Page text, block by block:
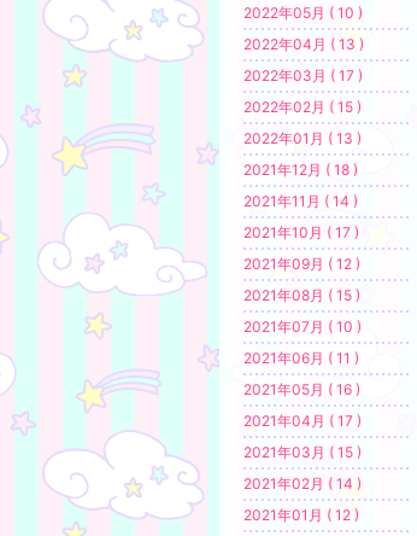
2022年05月 ( 10 )
2022年04月 ( 13 )
2022年03月 ( 17 )
2022年02月 ( 15 )
2022年01月 ( 13 )
2021年12月 ( 18 )
2021年11月 ( 14 )
2021年10月 ( 17 )
2021年09月 ( 12 )
2021年08月 ( 15 )
2021年07月 ( 10 )
2021年06月 ( 11 )
2021年05月 ( 16 )
2021年04月 ( 17 )
2021年03月 ( 15 )
2021年02月 ( 14 )
2021年01月 ( 12 )